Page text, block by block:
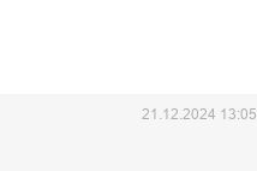
21.12.2024 13:05